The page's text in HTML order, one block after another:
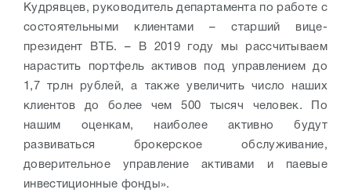
Кудрявцев, руководитель департамента по работе с
состоятельными клиентами – старший вице-
президент ВТБ. – В 2019 году мы рассчитываем
нарастить портфель активов под управлением до
1,7 трлн рублей, а также увеличить число наших
клиентов до более чем 500 тысяч человек. По
нашим оценкам, наиболее активно будут
развиваться брокерское обслуживание,
доверительное управление активами и паевые
инвестиционные фонды».